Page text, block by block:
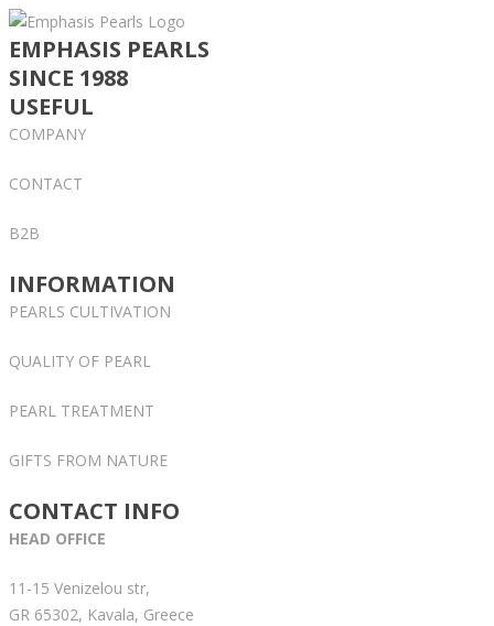
EMPHASIS PEARLS
SINCE 1988
USEFUL
COMPANY
CONTACT
B2B
INFORMATION
PEARLS CULTIVATION
QUALITY OF PEARL
PEARL TREATMENT
GIFTS FROM NATURE
CONTACT INFO
HEAD OFFICE
11-15 Venizelou str,
GR 65302, Kavala, Greece